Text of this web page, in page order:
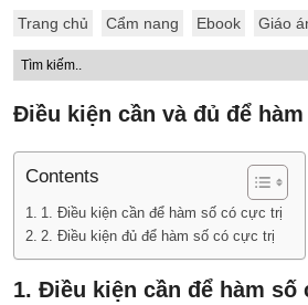
Trang chủ Cẩm nang Ebook Giáo
Điều kiện cần và đủ để
Contents
1. Điều kiện cần để hàm số có cực trị
2. Điều kiện đủ để hàm số có cực trị
1. Điều kiện cần để hàm số